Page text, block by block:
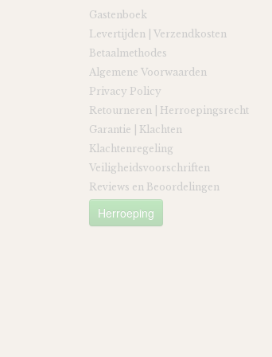
Gastenboek
Levertijden | Verzendkosten
Betaalmethodes
Algemene Voorwaarden
Privacy Policy
Retourneren | Herroepingsrecht
Garantie | Klachten
Klachtenregeling
Veiligheidsvoorschriften
Reviews en Beoordelingen
Herroeping